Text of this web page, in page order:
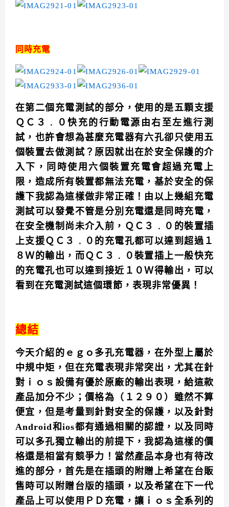
同時充電
在第二個充電測試的部分，使用的是五顆支援
ＱＣ３﹒０快充的行動電源由右至左進行測
試，也許會想為甚麼充電器有六孔卻只使用五
個裝置去做測試？原因就出在於安全保護的介
入下，同時使用六個裝置充電會超過充電上
限，造成所有裝置都無法充電，基於安全的保
護下我認為這樣做非常正確！由以上幾組充電
測試可以發覺不管是分別充電還是同時充電，
在安全機制尚未介入前，ＱＣ３﹒０的裝置插
上支援ＱＣ３﹒０的充電孔都可以達到超過１
８Ｗ的輸出，而ＱＣ３ ﹒０裝置插上一般快充
的充電孔也可以達到接近１０Ｗ得輸出，可以
看到在充電測試這個環節，表現非常優異！
總結
今天介紹的ｅｇｏ多孔充電器，在外型上屬於
中規中矩，但在充電表現非常突出，尤其在針
對ｉｏｓ設備有優於原廠的輸出表現，給這款
產品加分不少；價格為（１２９０）雖然不算
便宜，但是考量到針對安全的保護，以及針對
Android和ios都有通過相關的認證，以及同時
可以多孔獨立輸出的前提下，我認為這樣的價
格還是相當有競爭力！當然產品本身也有待改
進的部分，首先是在插頭的附贈上希望在台販
售時可以附贈台版的插頭，以及希望在下一代
產品上可以使用ＰＤ充電，讓ｉｏｓ全系列的